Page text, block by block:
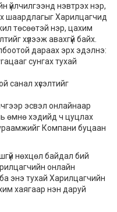
үйлчилгээнд нэвтрэх нэр,
шаардлагыг Харилцагчид
төсөөтэй нэр, цахим
хүлээж авахгүй байх.
дараах эрх эдэлнэ:
сунгах тухай
санал хүсэлтийг
эсвэл онлайнаар
өмнө хэдийд ч цуцлах
Компани буцаан
нөхцөл байдал бий
онлайн
энэ тухай Харилцагчийн
хаягаар нэн даруй